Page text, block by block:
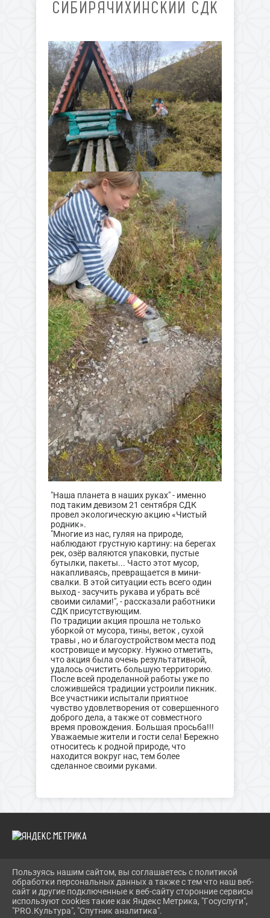
СИБИРЯЧИХИНСКИЙ СДК
"Наша планета в наших руках" - именно
под таким девизом 21 сентября СДК
провел экологическую акцию «Чистый
родник».
"Многие из нас, гуляя на природе,
наблюдают грустную картину: на берегах
рек, озёр валяются упаковки, пустые
бутылки, пакеты... Часто этот мусор,
накапливаясь, превращается в мини-
свалки. В этой ситуации есть всего один
выход - засучить рукава и убрать всё
своими силами!", - рассказали работники
СДК присутствующим.
По традиции акция прошла не только
уборкой от мусора, тины, веток , сухой
травы , но и благоустройством места под
костровище и мусорку. Нужно отметить,
что акция была очень результативной,
удалось очистить большую территорию.
После всей проделанной работы уже по
сложившейся традиции устроили пикник.
Все участники испытали приятное
чувство удовлетворения от совершенного
доброго дела, а также от совместного
время провождения. Большая просьба!!!
Уважаемые жители и гости села! Бережно
относитесь к родной природе, что
находится вокруг нас, тем более
сделанное своими руками.
2026 Г. SOLN-MKC.RU
ВХОД
КАРТА САЙТА
ПОЛИТИКА ОБРАБОТКИ ПЕРСОНАЛЬНЫХ ДАННЫХ
Пользуясь нашим сайтом, вы соглашаетесь с политикой
обработки персональных данных а также с тем что наш веб-
сайт и другие подключенные к веб-сайту сторонние сервисы
используют cookies такие как Яндекс Метрика, "Госуслуги",
"PRO.Культура", "Спутник аналитика".